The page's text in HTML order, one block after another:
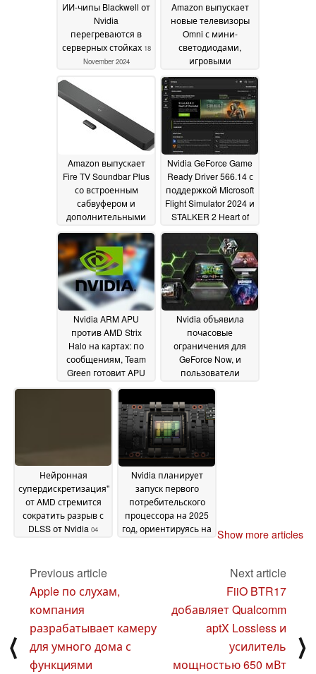
ИИ-чипы Blackwell от
Nvidia
перегреваются в
серверных стойках 18
November 2024
Amazon выпускает
новые телевизоры
Omni с мини-
светодиодами,
игровыми
функциями и
стартовой ценой
$82015 November 2024
Amazon выпускает
Fire TV Soundbar Plus
со встроенным
сабвуфером и
дополнительными
динамиками
объемного звучания
15 November 2024
Nvidia GeForce Game
Ready Driver 566.14 с
поддержкой Microsoft
Flight Simulator 2024 и
STALKER 2 Heart of
Chornobyl13 November
2024
Nvidia ARM APU
против AMD Strix
Halo на картах: по
сообщениям, Team
Green готовит APU
для геймеров и
08 November
Nvidia объявила
почасовые
ограничения для
GeForce Now, и
пользователи
недовольны
Нейронная
супердискретизация"
от AMD стремится
сократить разрыв с
DLSS от Nvidia 04
Nvidia планирует
запуск первого
потребительского
процессора на 2025
год, ориентируясь на Show more articles
⟨
Previous article
Apple по слухам,
компания
разрабатывает камеру
для умного дома с
функциями
Next article
FiiO BTR17
добавляет Qualcomm
aptX Lossless и
усилитель
мощностью 650 мВт
⟩